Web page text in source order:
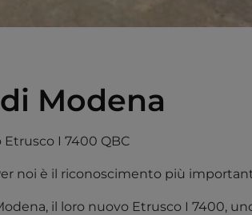
Modena
I 7400 QBC
noi è il riconoscimento più
il loro nuovo Etrusco I 7400,